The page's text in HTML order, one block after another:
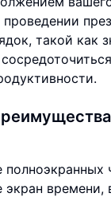
такой как
экран